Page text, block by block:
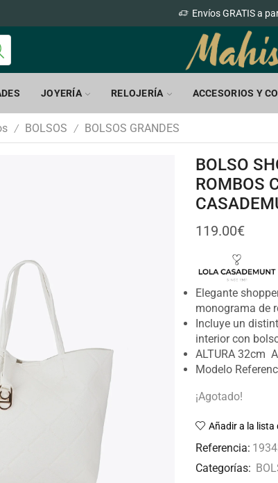
Envíos GRATIS a
JOYERÍA RELOJERÍA ACCESORIOS Y
/ BOLSOS / BOLSOS GRANDES
BOLSO
ROMBOS
119.00€
Elegante
monograma de
Incluye un
interior con
ALTURA 32cm
Modelo
¡Agotado!
Añadir a la lista
Referencia:
Categorías: